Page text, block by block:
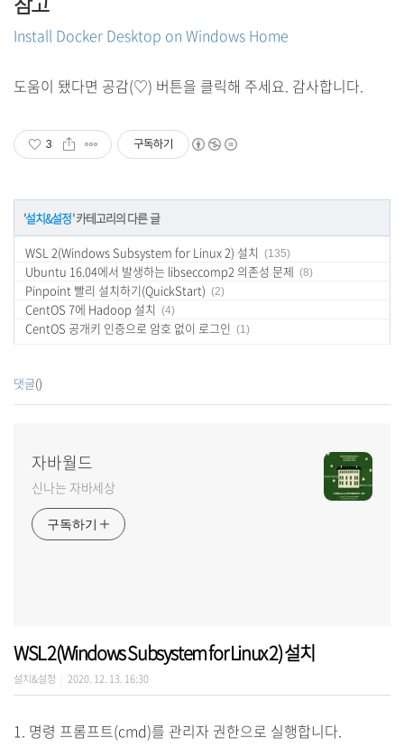
Install Docker Desktop on Windows Home
도움이 됐다면 공감(♡) 버튼을 클릭해 주세요. 감사합니다.
3 구독하기
'설치&설정' 카테고리의 다른 글
WSL 2(Windows Subsystem for Linux 2) 설치 (135)
Ubuntu 16.04에서 발생하는 libseccomp2 의존성 문제 (8)
Pinpoint 빨리 설치하기(QuickStart) (2)
CentOS 7에 Hadoop 설치 (4)
CentOS 공개키 인증으로 암호 없이 로그인 (1)
댓글()
자바월드
신나는 자바세상
구독하기
WSL 2(Windows Subsystem for Linux 2) 설치
설치&설정 2020. 12. 13. 16:30
1. 명령 프롬프트(cmd)를 관리자 권한으로 실행합니다.